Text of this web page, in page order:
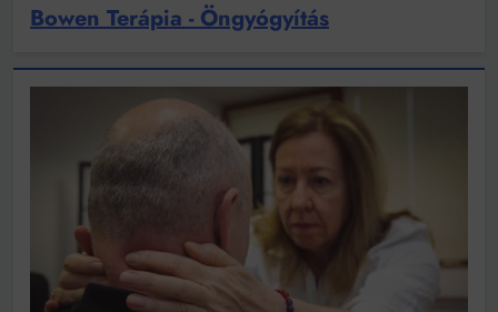
Bowen Terápia - Öngyógyítás